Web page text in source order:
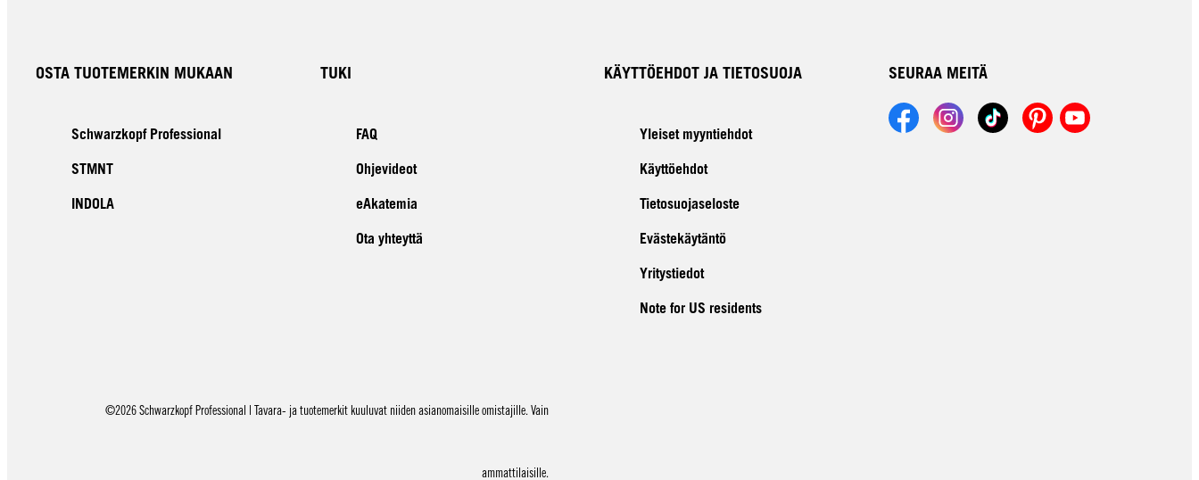
OSTA TUOTEMERKIN MUKAAN
Schwarzkopf Professional
STMNT
INDOLA
TUKI
FAQ
Ohjevideot
eAkatemia
Ota yhteyttä
KÄYTTÖEHDOT JA TIETOSUOJA
Yleiset myyntiehdot
Käyttöehdot
Tietosuojaseloste
Evästekäytäntö
Yritystiedot
Note for US residents
SEURAA MEITÄ
©2026 Schwarzkopf Professional | Tavara- ja tuotemerkit kuuluvat niiden asianomaisille omistajille. Vain
ammattilaisille.